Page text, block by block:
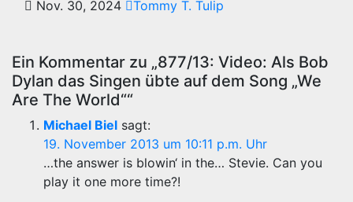
Nov. 30, 2024 Tommy T. Tulip
Ein Kommentar zu „877/13: Video: Als Bob
Dylan das Singen übte auf dem Song „We
Are The World““
Michael Biel sagt:
19. November 2013 um 10:11 p.m. Uhr
…the answer is blowin‘ in the… Stevie. Can you
play it one more time?!